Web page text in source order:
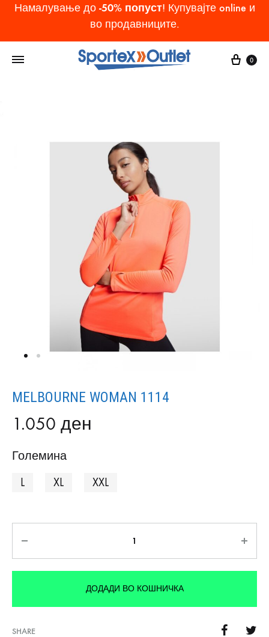
Намалување до -50% попуст! Купувајте online и
во продавниците.
Cart
0
MELBOURNE WOMAN 1114
1.050 ден
Големина
L
XL XXL
ДОДАДИ ВО КОШНИЧКА
SHARE